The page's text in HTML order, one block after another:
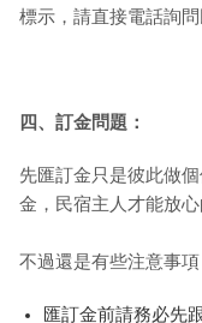
標示，請直接電話詢
四、訂金問題：
先匯訂金只是彼此做
金，民宿主人才能放心
不過還是有些注意事項
匯訂金前請務必先